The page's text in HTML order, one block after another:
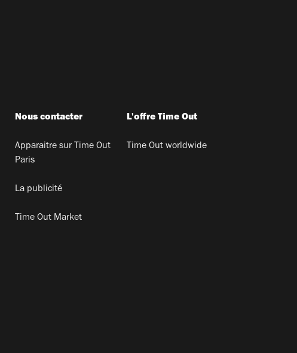
Nous contacter
Apparaitre sur Time Out
Paris
La publicité
Time Out Market
L'offre Time Out
Time Out worldwide